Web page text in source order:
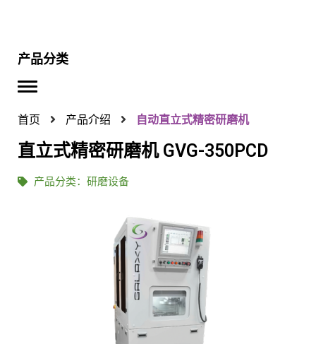
产品分类
首页 产品介绍 自动直立式精密研磨机
直立式精密研磨机 GVG-350PCD
产品分类： 研磨设备